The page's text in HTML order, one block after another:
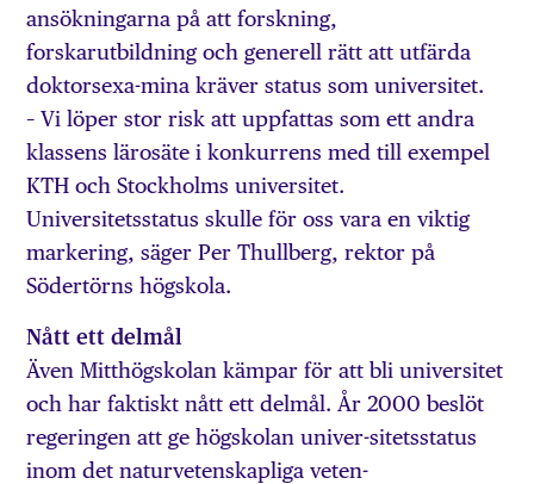
ansökningarna på att forskning,
forskarutbildning och generell rätt att utfärda
doktorsexa-mina kräver status som universitet.
– Vi löper stor risk att uppfattas som ett andra
klassens lärosäte i konkurrens med till exempel
KTH och Stockholms universitet.
Universitetsstatus skulle för oss vara en viktig
markering, säger Per Thullberg, rektor på
Södertörns högskola.
Nått ett delmål
Även Mitthögskolan kämpar för att bli universitet
och har faktiskt nått ett delmål. År 2000 beslöt
regeringen att ge högskolan univer-sitetsstatus
inom det naturvetenskapliga veten-